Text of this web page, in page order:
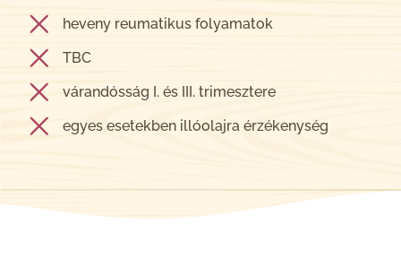
heveny reumatikus folyamatok
TBC
várandósság I. és III. trimesztere
egyes esetekben illóolajra érzékenység